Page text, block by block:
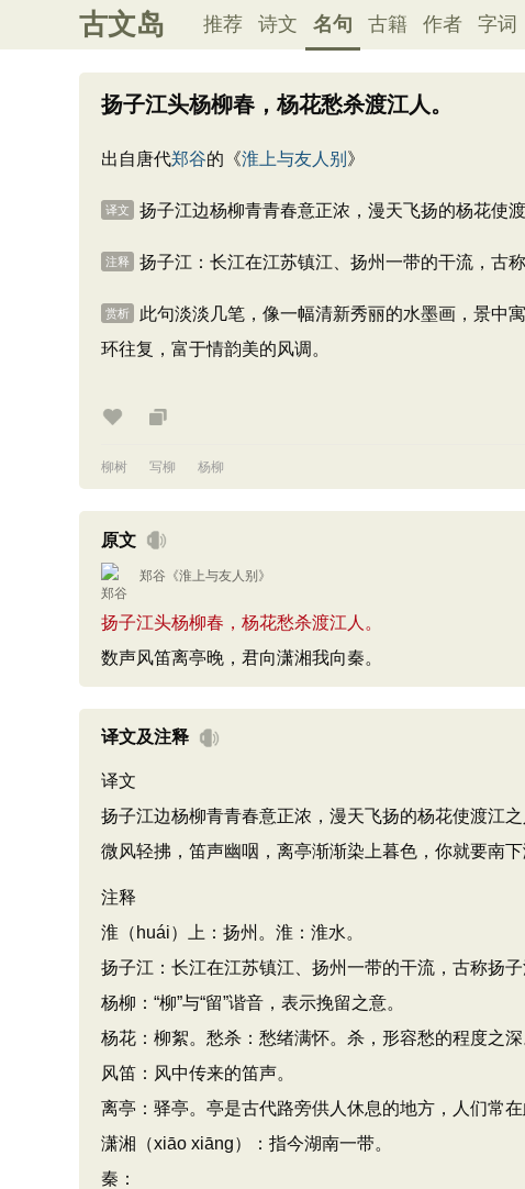
古文岛 推荐 诗文 名句 古籍 作者 字词
扬子江头杨柳春，杨花愁杀渡江人。
出自唐代郑谷的《淮上与友人别 》
译文 扬子江边杨柳青青春意正浓，漫天飞扬的杨花使
注释 扬子江：长江在江苏镇江、扬州一带的干流，古
赏析
此句淡淡几笔，像一幅清新秀丽的水墨画，景中
环往复，富于情韵美的风调。
柳树 写柳 杨柳
原文
郑谷 《淮上与友人别 》
扬子江头杨柳春，杨花愁杀渡江人。
数声风笛离亭晚，君向潇湘我向秦。
译文及注释
译文
扬子江边杨柳青青春意正浓，漫天飞扬的杨花使渡江之
微风轻拂，笛声幽咽，离亭渐渐染上暮色，你就要南下
注释
淮（huái）上：扬州。淮：淮水。
扬子江：长江在江苏镇江、扬州一带的干流，古称扬子
杨柳：“柳”与“留”谐音，表示挽留之意。
杨花：柳絮。愁杀：愁绪满怀。杀，形容愁的程度之深
风笛：风中传来的笛声。
离亭：驿亭。亭是古代路旁供人休息的地方，人们常在
潇湘（xiāo xiāng）：指今湖南一带。
秦：